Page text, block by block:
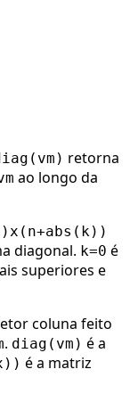
retorna
ao longo da
diagonal. k=0 é
superiores e
coluna feito
. diag(vm) é a
é a matriz